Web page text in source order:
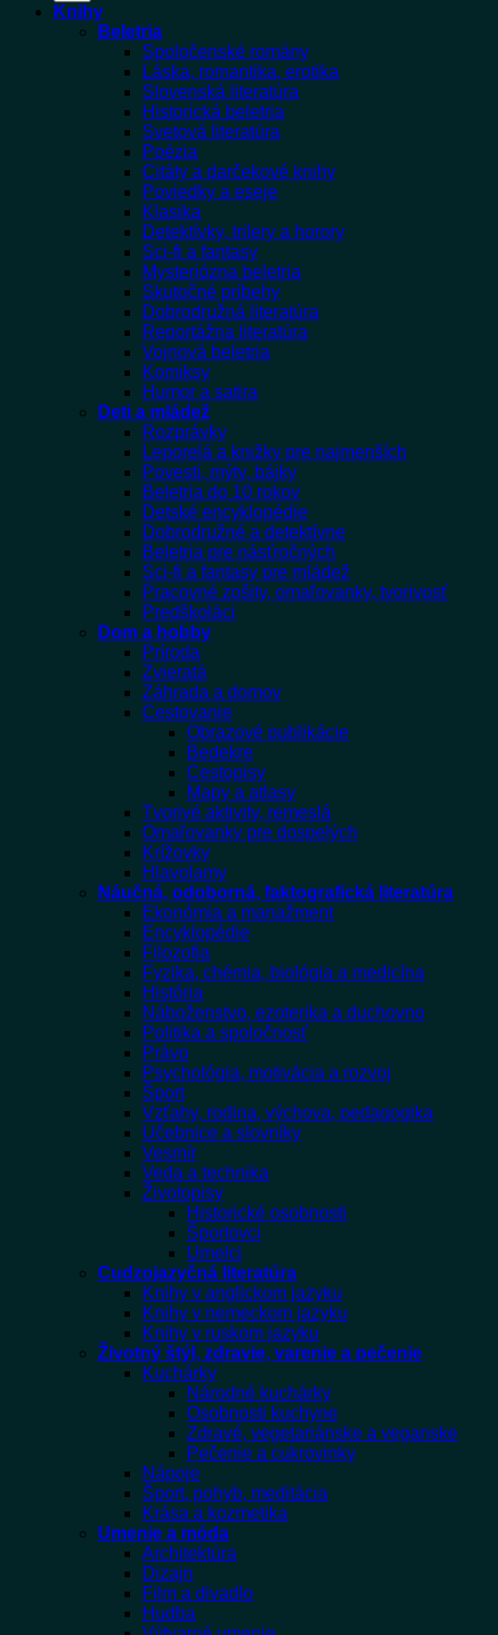
Knihy
Beletria
Spoločenské romány
Láska, romantika, erotika
Slovenská literatúra
Historická beletria
Svetová literatúra
Poézia
Citáty a darčekové knihy
Poviedky a eseje
Klasika
Detektívky, trilery a horory
Sci-fi a fantasy
Mysteriózna beletria
Skutočné príbehy
Dobrodružná literatúra
Reportážna literatúra
Vojnová beletria
Komiksy
Humor a satira
Deti a mládež
Rozprávky
Leporelá a knižky pre najmenších
Povesti, mýty, bájky
Beletria do 10 rokov
Detské encyklopédie
Dobrodružné a detektívne
Beletria pre násťročných
Sci-fi a fantasy pre mládež
Pracovné zošity, omaľovanky, tvorivosť
Predškoláci
Dom a hobby
Príroda
Zvieratá
Záhrada a domov
Cestovanie
Obrazové publikácie
Bedekre
Cestopisy
Mapy a atlasy
Tvorivé aktivity, remeslá
Omaľovanky pre dospelých
Krížovky
Hlavolamy
Náučná, odoborná, faktografická literatúra
Ekonómia a manažment
Encyklopédie
Filozofia
Fyzika, chémia, biológia a medicína
História
Náboženstvo, ezoterika a duchovno
Politika a spoločnosť
Právo
Psychológia, motivácia a rozvoj
Šport
Vzťahy, rodina, výchova, pedagogika
Učebnice a slovníky
Vesmír
Veda a technika
Životopisy
Historické osobnosti
Športovci
Umelci
Cudzojazyčná literatúra
Knihy v anglickom jazyku
Knihy v nemeckom jazyku
Knihy v ruskom jazyku
Životný štýl, zdravie, varenie a pečenie
Kuchárky
Národné kuchárky
Osobnosti kuchyne
Zdravé, vegetariánske a veganske
Pečenie a cukrovinky
Nápoje
Šport, pohyb, meditácia
Krása a kozmetika
Umenie a móda
Architektúra
Dizajn
Film a divadlo
Hudba